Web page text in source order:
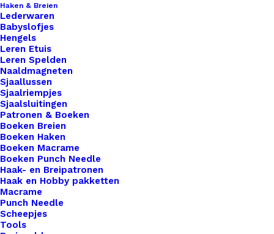
Haken & Breien
Lederwaren
Babyslofjes
Hengels
Leren Etuis
Leren Spelden
Naaldmagneten
Sjaallussen
Sjaalriempjes
Sjaalsluitingen
Patronen & Boeken
Boeken Breien
Boeken Haken
Boeken Macrame
Boeken Punch Needle
Haak- en Breipatronen
Haak en Hobby pakketten
Macrame
Punch Needle
Scheepjes
Tools
Van duurzame constructies tot kleurrijke creaties,
dit flexibele materiaal biedt eindeloze
mogelijkheden. Bestel nu voor hoogwaardige
kwaliteit en onbeperkte creativiteit.
12 op voorraad
Plastic
Stramien
10,8cm
Rond
aantal
Toevoegen aan winkelwagen
Toevoegen aan verlanglijst